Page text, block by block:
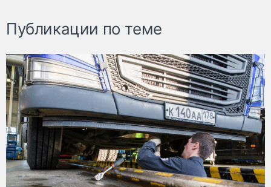
Публикации по теме